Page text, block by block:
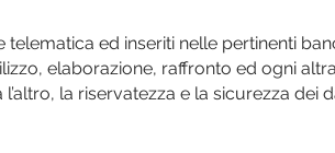
ed inseriti nelle pertinenti
elaborazione, raffronto ed ogni
la riservatezza e la sicurezza dei